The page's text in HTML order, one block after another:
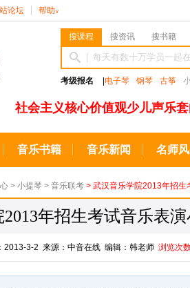
论坛 帮助 ∨
搜课程 搜资讯 搜书籍
考级报名 电子琴 钢琴 古筝
社会主义核心价值观少儿声乐
音乐书籍 音乐新闻 名师
> 小提琴 > 音乐联考 > 武汉音乐学院2013年招生
年招生考试音乐表
2013-3-2 来源：中音在线 编辑：韩老师 浏览次